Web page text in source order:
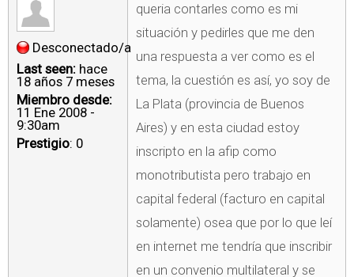
Desconectado/a
Last seen: hace
18 años 7 meses
Miembro desde:
11 Ene 2008 -
9:30am
Prestigio: 0
queria contarles como es mi
situación y pedirles que me den
una respuesta a ver como es el
tema, la cuestión es así, yo soy de
La Plata (provincia de Buenos
Aires) y en esta ciudad estoy
inscripto en la afip como
monotributista pero trabajo en
capital federal (facturo en capital
solamente) osea que por lo que leí
en internet me tendría que inscribir
en un convenio multilateral y se